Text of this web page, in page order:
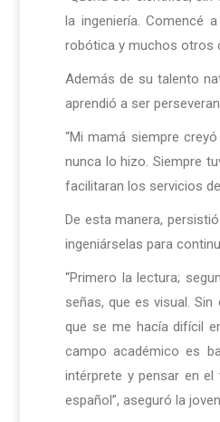
la ingeniería. Comencé
robótica y muchos otros
Además de su talento
aprendió a ser
“Mi mamá siempre
nunca lo hizo. Siempre
facilitaran los servicios
De esta manera,
ingeniárselas para
“Primero la lectura;
señas, que es visual.
que se me hacía difícil
campo académico es
intérprete y pensar en
español”, aseguró la